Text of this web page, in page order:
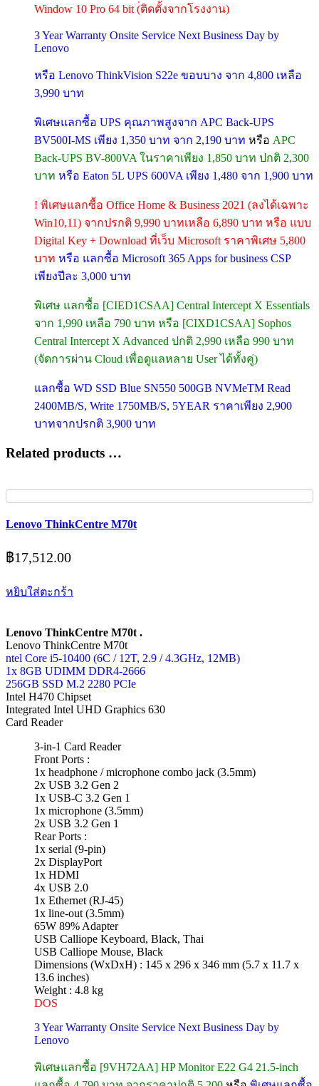
Window 10 Pro 64 bit (่ติดตั้งจากโรงงาน)
3 Year Warranty Onsite Service Next Business Day by
Lenovo
หรือ Lenovo ThinkVision S22e ขอบบาง จาก 4,800 เหลือ
3,990 บาท
พิเศษแลกซื้อ UPS คุณภาพสูงจาก APC Back-UPS
BV500I-MS เพียง 1,350 บาท จาก 2,190 บาท หรือ APC
Back-UPS BV-800VA ในราคาเพียง 1,850 บาท ปกติ 2,300
บาท หรือ Eaton 5L UPS 600VA เพียง 1,480 จาก 1,900 บาท
! พิเศษแลกซื้อ Office Home & Business 2021 (ลงได้เฉพาะ
Win10,11) จากปรกติ 9,990 บาทเหลือ 6,890 บาท หรือ แบบ
Digital Key + Download ที่เว็บ Microsoft ราคาพิเศษ 5,800
บาท หรือ แลกซื้อ Microsoft 365 Apps for business CSP
เพียงปีละ 3,000 บาท
พิเศษ แลกซื้อ [CIED1CSAA] Central Intercept X Essentials
จาก 1,990 เหลือ 790 บาท หรือ [CIXD1CSAA] Sophos
Central Intercept X Advanced ปกติ 2,990 เหลือ 990 บาท
(จัดการผ่าน Cloud เพื่อดูแลหลาย User ได้ทั้งคู่)
แลกซื้อ WD SSD Blue SN550 500GB NVMeTM Read
2400MB/S, Write 1750MB/S, 5YEAR ราคาเพียง 2,900
บาทจากปรกติ 3,900 บาท
Related products …
Lenovo ThinkCentre M70t
฿17,512.00
หยิบใส่ตะกร้า
Lenovo ThinkCentre M70t .
Lenovo ThinkCentre M70t
ntel Core i5-10400 (6C / 12T, 2.9 / 4.3GHz, 12MB)
1x 8GB UDIMM DDR4-2666
256GB SSD M.2 2280 PCIe
Intel H470 Chipset
Integrated Intel UHD Graphics 630
Card Reader
3-in-1 Card Reader
Front Ports :
1x headphone / microphone combo jack (3.5mm)
2x USB 3.2 Gen 2
1x USB-C 3.2 Gen 1
1x microphone (3.5mm)
2x USB 3.2 Gen 1
Rear Ports :
1x serial (9-pin)
2x DisplayPort
1x HDMI
4x USB 2.0
1x Ethernet (RJ-45)
1x line-out (3.5mm)
65W 89% Adapter
USB Calliope Keyboard, Black, Thai
USB Calliope Mouse, Black
Dimensions (WxDxH) : 145 x 296 x 346 mm (5.7 x 11.7 x
13.6 inches)
Weight : 4.8 kg
DOS
3 Year Warranty Onsite Service Next Business Day by
Lenovo
พิเศษแลกซื้อ [9VH72AA] HP Monitor E22 G4 21.5-inch